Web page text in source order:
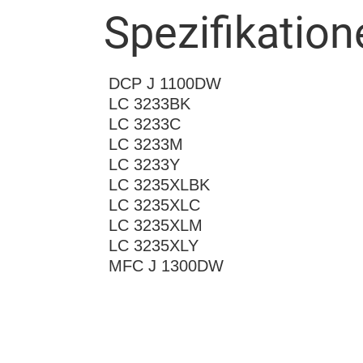
DCP J 1100DW
LC 3233BK
LC 3233C
LC 3233M
LC 3233Y
LC 3235XLBK
LC 3235XLC
LC 3235XLM
LC 3235XLY
MFC J 1300DW